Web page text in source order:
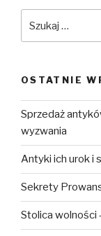
OSTATNIE
Sprzedaż
wyzwania
Antyki ich urok i
Sekrety
Stolica wolności